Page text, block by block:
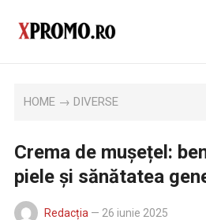
HOME →DIVERSE
Crema de mușețel:
piele și sănătatea
Redacția — 26 iunie 2025